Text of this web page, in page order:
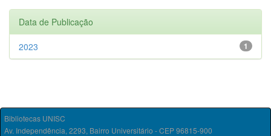
Data de Publicação
1
2023
Bibliotecas UNISC
Av. Independência, 2293, Bairro Universitário - CEP 96815-900